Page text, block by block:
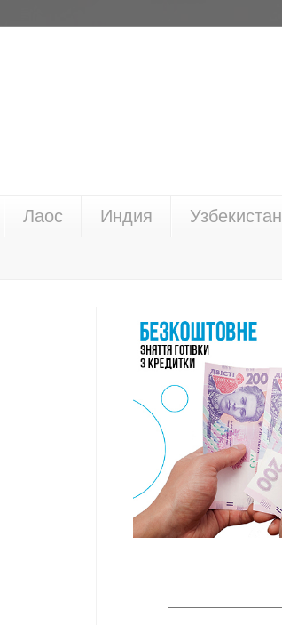
Лаос Индия Узбекистан